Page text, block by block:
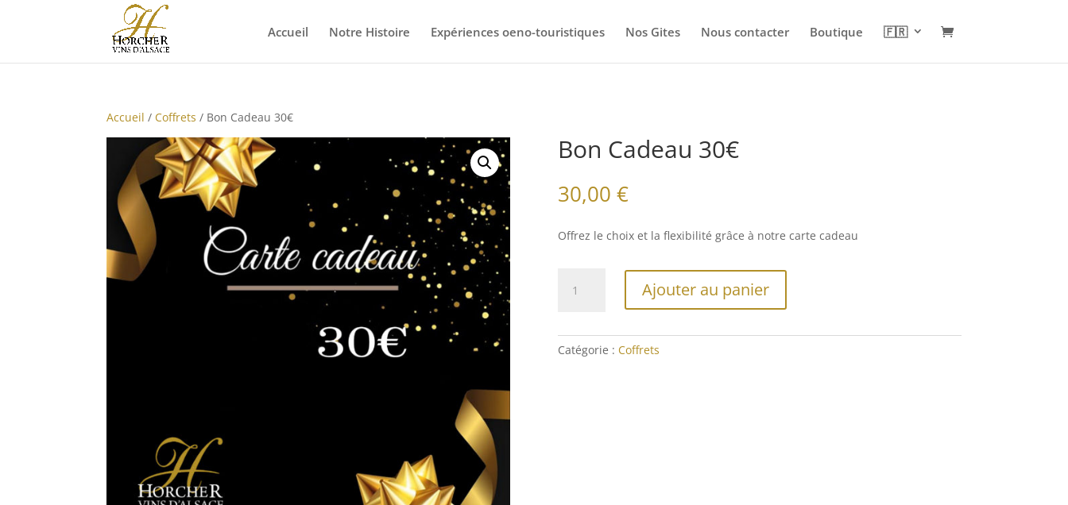
Accueil Notre Histoire Expériences oeno-touristiques Nos Gites Nous contacter Boutique 🇫🇷
Accueil / Coffrets / Bon Cadeau 30€
Bon Cadeau 30€
30,00 €
Offrez le choix et la flexibilité grâce à notre carte cadeau
30€
Ajouter au panier
Catégorie : Coffrets